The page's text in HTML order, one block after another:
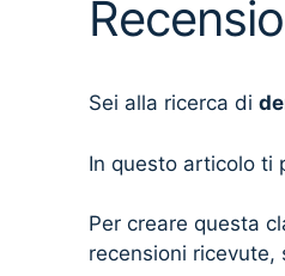
Sei alla ricerca di
In questo articolo ti
Per creare questa
recensioni ricevute,